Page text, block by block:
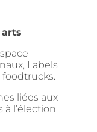
arts
Labels
foodtrucks.
liées aux
l’élection